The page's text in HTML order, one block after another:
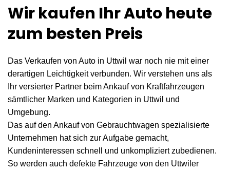
Wir kaufen Ihr Auto heute
zum besten Preis
Das Verkaufen von Auto in Uttwil war noch nie mit einer
derartigen Leichtigkeit verbunden. Wir verstehen uns als
Ihr versierter Partner beim Ankauf von Kraftfahrzeugen
sämtlicher Marken und Kategorien in Uttwil und
Umgebung.
Das auf den Ankauf von Gebrauchtwagen spezialisierte
Unternehmen hat sich zur Aufgabe gemacht,
Kundeninteressen schnell und unkompliziert zubedienen.
So werden auch defekte Fahrzeuge von den Uttwiler